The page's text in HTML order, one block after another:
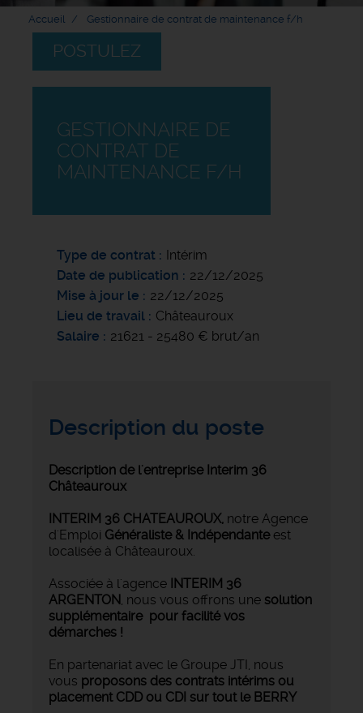
Accueil Gestionnaire de contrat de maintenance f/h
POSTULEZ
GESTIONNAIRE DE
CONTRAT DE
MAINTENANCE F/H
Type de contrat
Intérim
Date de publication
22/12/2025
Mise à jour le
22/12/2025
Lieu de travail
Châteauroux
Salaire
21621 - 25480 € brut/an
Description du poste
Description de l'entreprise Interim 36
Châteauroux
INTERIM 36 CHATEAUROUX, notre Agence
d'Emploi Généraliste & Indépendante est
localisée à Châteauroux.
Associée à l'agence INTERIM 36
ARGENTON, nous vous offrons une solution
supplémentaire pour facilité vos
démarches !
En partenariat avec le Groupe JTI, nous
vous proposons des contrats intérims ou
placement CDD ou CDI sur tout le BERRY